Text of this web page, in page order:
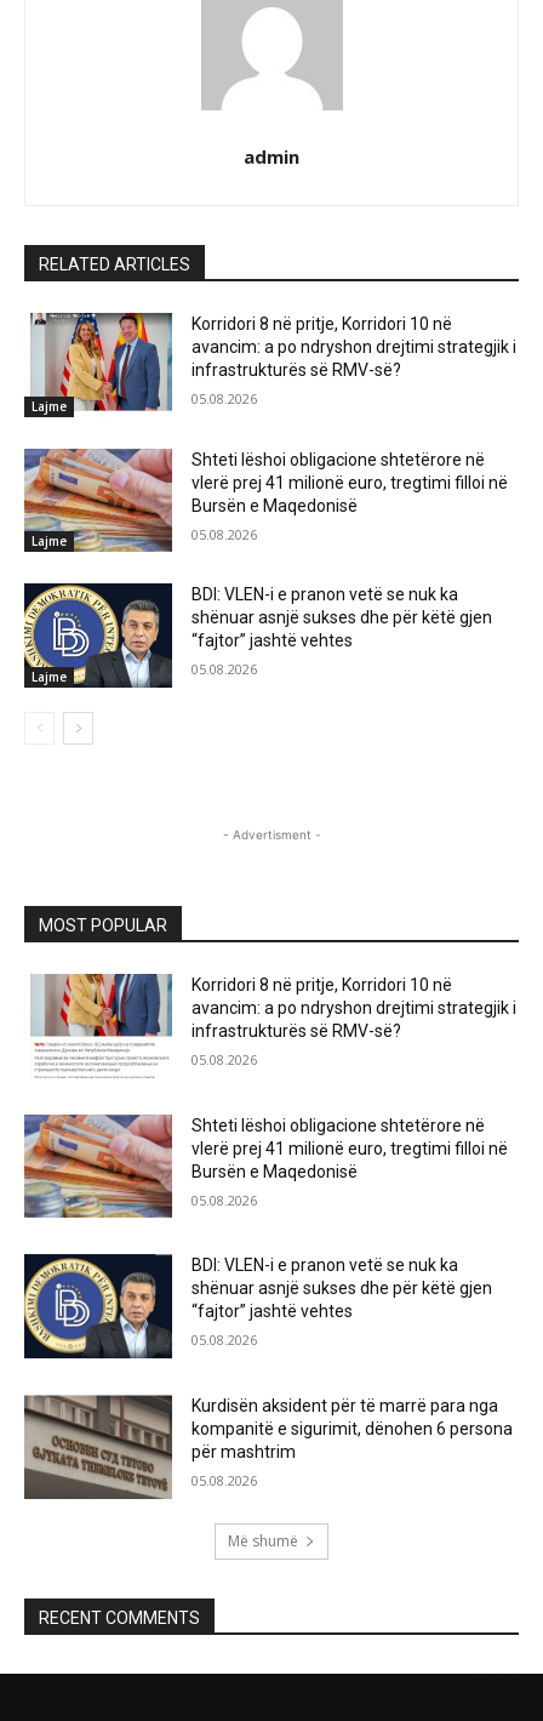
admin
RELATED ARTICLES
Lajme
Korridori 8 në pritje, Korridori 10 në
avancim: a po ndryshon drejtimi strategjik i
infrastrukturës së RMV-së?
05.08.2026
Lajme
Shteti lëshoi obligacione shtetërore në
vlerë prej 41 milionë euro, tregtimi filloi në
Bursën e Maqedonisë
05.08.2026
Lajme
BDI: VLEN-i e pranon vetë se nuk ka
shënuar asnjë sukses dhe për këtë gjen
“fajtor” jashtë vehtes
05.08.2026
- Advertisment -
MOST POPULAR
Korridori 8 në pritje, Korridori 10 në
avancim: a po ndryshon drejtimi strategjik i
infrastrukturës së RMV-së?
05.08.2026
Shteti lëshoi obligacione shtetërore në
vlerë prej 41 milionë euro, tregtimi filloi në
Bursën e Maqedonisë
05.08.2026
BDI: VLEN-i e pranon vetë se nuk ka
shënuar asnjë sukses dhe për këtë gjen
“fajtor” jashtë vehtes
05.08.2026
Kurdisën aksident për të marrë para nga
kompanitë e sigurimit, dënohen 6 persona
për mashtrim
05.08.2026
Më shumë
RECENT COMMENTS